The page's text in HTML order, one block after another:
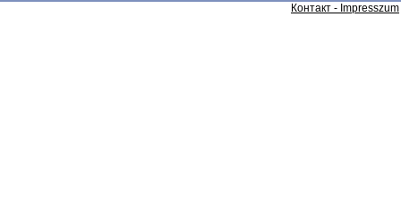
Контакт - Impresszum